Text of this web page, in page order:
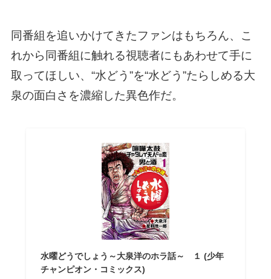
同番組を追いかけてきたファンはもちろん、こ
れから同番組に触れる視聴者にもあわせて手に
取ってほしい、“水どう”を“水どう”たらしめる大
泉の面白さを濃縮した異色作だ。
水曜どうでしょう～大泉洋のホラ話～ １ (少年
チャンピオン・コミックス)